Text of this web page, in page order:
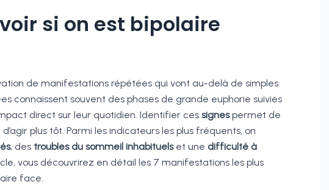
si on est bipolaire
de manifestations répétées qui vont au-delà de simples
connaissent souvent des phases de grande euphorie suivies
direct sur leur quotidien. Identifier ces signespermet de
plus tôt. Parmi les indicateurs les plus fréquents, on
, des troubles du sommeil inhabituelset une difficulté à
vous découvrirez en détail les 7 manifestations les plus
face.